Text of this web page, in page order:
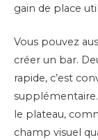
gain de place
Vous pouvez
créer un bar.
rapide, c’est
supplémentaire.
le plateau,
champ visuel